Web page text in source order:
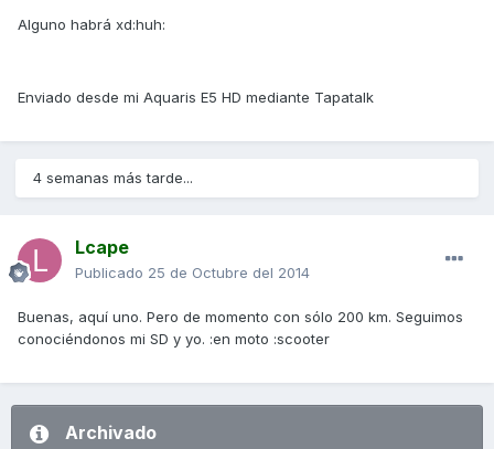
Alguno habrá xd:huh:
Enviado desde mi Aquaris E5 HD mediante Tapatalk
4 semanas más tarde...
Lcape
Publicado 25 de Octubre del 2014
Buenas, aquí uno. Pero de momento con sólo 200 km. Seguimos
conociéndonos mi SD y yo. :en moto :scooter
Archivado